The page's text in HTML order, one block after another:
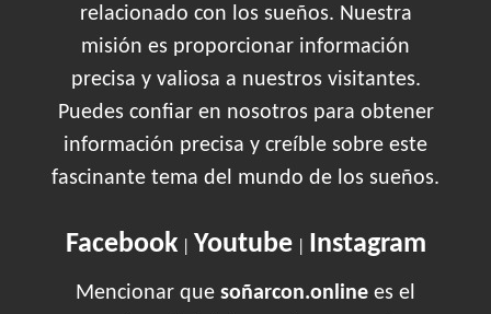
relacionado con los sueños. Nuestra
misión es proporcionar información
precisa y valiosa a nuestros visitantes.
Puedes confiar en nosotros para obtener
información precisa y creíble sobre este
fascinante tema del mundo de los sueños.
Facebook| Youtube| Instagram
Mencionar que soñarcon.online es el